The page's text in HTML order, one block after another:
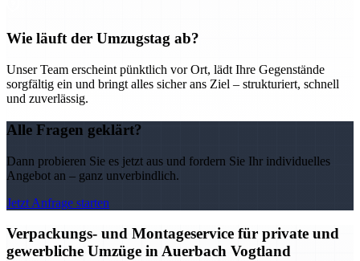
Wie läuft der Umzugstag ab?
Unser Team erscheint pünktlich vor Ort, lädt Ihre Gegenstände
sorgfältig ein und bringt alles sicher ans Ziel – strukturiert, schnell
und zuverlässig.
Alle Fragen geklärt?
Dann probieren Sie es jetzt aus und fordern Sie Ihr individuelles
Angebot an – ganz unverbindlich.
Jetzt Anfrage starten
Verpackungs- und Montageservice für private und
gewerbliche Umzüge in Auerbach Vogtland